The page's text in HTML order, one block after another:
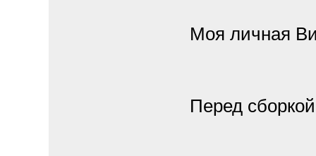
Моя личная
Перед сборкой